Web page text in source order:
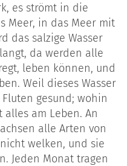
es strömt in die
Meer, in das Meer mit
das salzige Wasser
da werden alle
leben können, und
Weil dieses Wasser
gesund; wohin
am Leben. An
alle Arten von
welken, und sie
Jeden Monat tragen